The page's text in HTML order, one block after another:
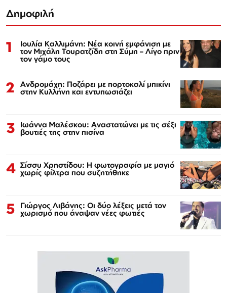
Δημοφιλή
1 Ιουλία Καλλιμάνη: Νέα κοινή εμφάνιση με
τον Μιχάλη Τουρατζίδη στη Σύμη – Λίγο πριν
τον γάμο τους
2 Ανδρομάχη: Ποζάρει με πορτοκαλί μπικίνι
στην Κυλλήνη και εντυπωσιάζει
3 Ιωάννα Μαλέσκου: Αναστατώνει με τις σέξι
βουτιές της στην πισίνα
4 Σίσσυ Χρηστίδου: Η φωτογραφία με μαγιό
χωρίς φίλτρα που συζητήθηκε
5 Γιώργος Λιβάνης: Οι δύο λέξεις μετά τον
χωρισμό που άναψαν νέες φωτιές